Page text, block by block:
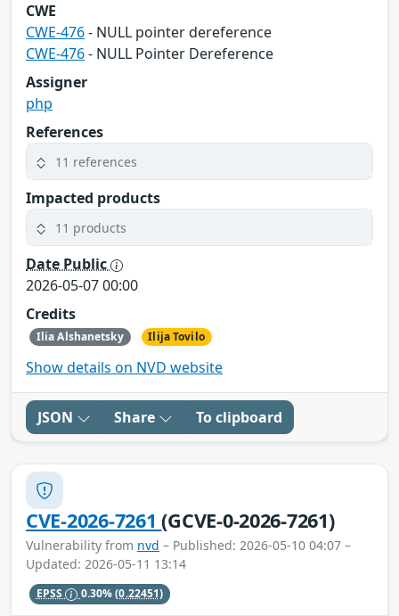
CWE
CWE-476- NULL pointer dereference
CWE-476- NULL Pointer Dereference
Assigner
php
References
11 references
Impacted products
11 products
Date Public
2026-05-07 00:00
Credits
Ilia Alshanetsky Ilija Tovilo
Show details on NVD website
JSON Share To clipboard
CVE-2026-7261(GCVE-0-2026-7261)
Vulnerability from nvd – Published: 2026-05-10 04:07 –
Updated: 2026-05-11 13:14
EPSS 0.30%(0.22451)